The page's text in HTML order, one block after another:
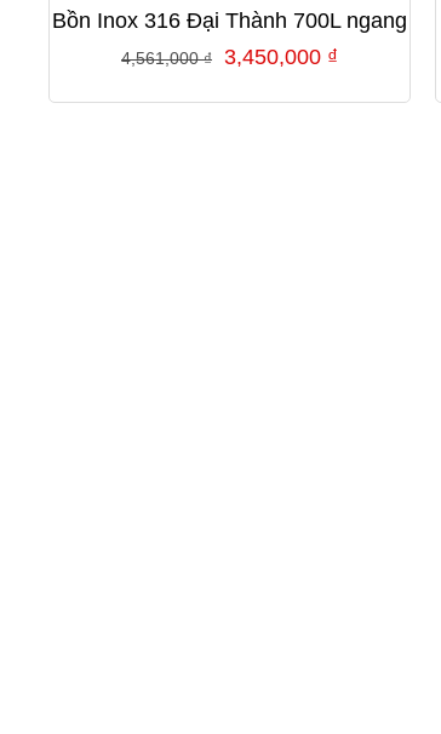
Bồn Inox 316 Đại Thành 700L ngang
4,561,000₫
Giá
3,450,000 ₫